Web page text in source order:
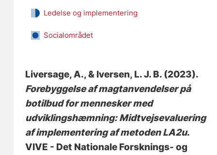
Ledelse og implementering
Socialområdet
Liversage, A., & Iversen, L. J. B. (2023).
Forebyggelse af magtanvendelser på
botilbud for mennesker med
udviklingshæmning: Midtvejsevaluering
af implementering af metoden LA2u.
VIVE - Det Nationale Forsknings- og